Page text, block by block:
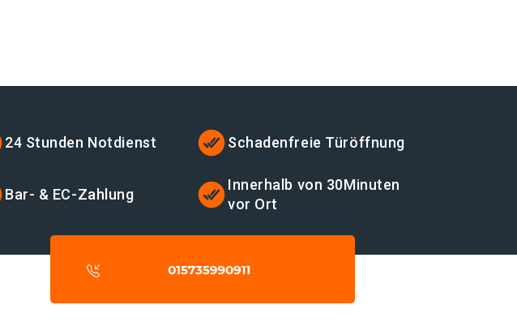
24 Stunden Notdienst Schadenfreie Türöffnung
Bar- & EC-Zahlung
Innerhalb von 30Minuten
vor Ort